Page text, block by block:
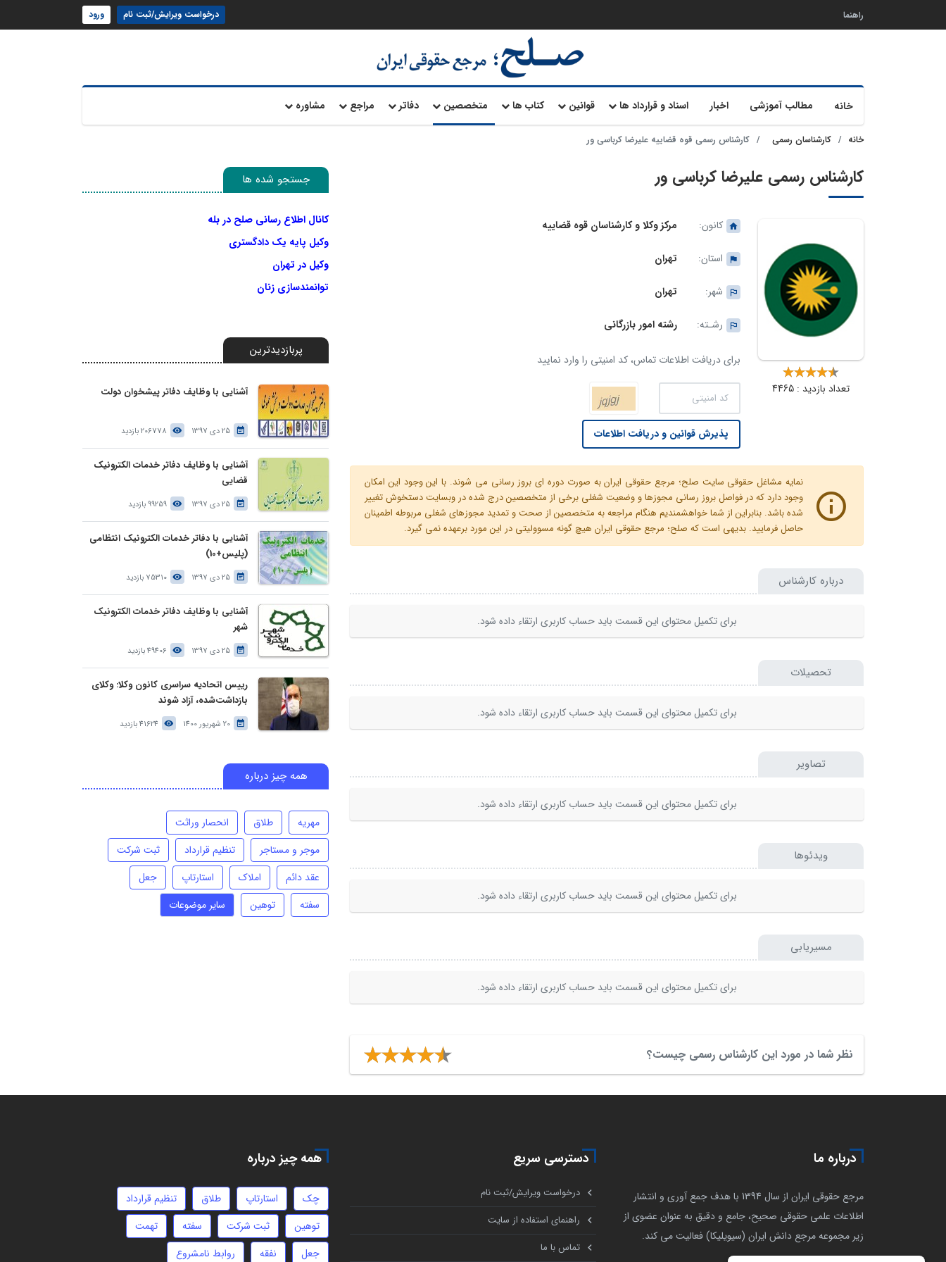
راهنما درخواست ویرایش/ثبت نام ورود
خانه مطالب آموزشی اخبار اسناد و قرارداد ها قوانین کتاب ها متخصصین دفاتر مراجع مشاوره
خانه کارشناسان رسمی کارشناس رسمی قوه قضاییه علیرضا کرباسی ور
کارشناس رسمی علیرضا کرباسی ور
تعداد بازدید : 4465
کانون: مرکز وکلا و کارشناسان قوه قضاییه
استان: تهران
شهر: تهران
رشـته: رشته امور بازرگانی
برای دریافت اطلاعات تماس، کد امنیتی را وارد نمایید
پذیرش قوانین و دریافت اطلاعات
نمایه مشاغل حقوقی سایت صلح؛ مرجع حقوقی ایران به صورت دوره ای بروز رسانی می شوند. با این وجود این امکان
وجود دارد که در فواصل بروز رسانی مجوزها و وضعیت شغلی برخی از متخصصین درج شده در وبسایت دستخوش تغییر
شده باشد. بنابراین از شما خواهشمندیم هنگام مراجعه به متخصصین از صحت و تمدید مجوزهای شغلی مربوطه اطمینان
حاصل فرمایید. بدیهی است که صلح؛ مرجع حقوقی ایران هیچ گونه مسوولیتی در این مورد برعهده نمی گیرد.
درباره کارشناس
برای تکمیل محتوای این قسمت باید حساب کاربری ارتقاء داده شود.
تحصیلات
برای تکمیل محتوای این قسمت باید حساب کاربری ارتقاء داده شود.
تصاویر
برای تکمیل محتوای این قسمت باید حساب کاربری ارتقاء داده شود.
ویدئوها
برای تکمیل محتوای این قسمت باید حساب کاربری ارتقاء داده شود.
مسیریابی
برای تکمیل محتوای این قسمت باید حساب کاربری ارتقاء داده شود.
نظر شما در مورد این کارشناس رسمی چیست؟
جستجو شده ها
کانال اطلاع رسانی صلح در بله
وکیل پایه یک دادگستری
وکیل در تهران
توانمندسازی زنان
پربازدیدترین
آشنایی با وظایف دفاتر پیشخوان دولت
25 دی 1397 206778 بازدید
آشنایی با وظایف دفاتر خدمات الکترونیک
قضایی
25 دی 1397 99259 بازدید
آشنایی با دفاتر خدمات الکترونیک انتظامی
(پلیس+10)
25 دی 1397 75310 بازدید
آشنایی با وظایف دفاتر خدمات الکترونیک
شهر
25 دی 1397 49406 بازدید
رییس اتحادیه سراسری کانون وکلا: وکلای
بازداشت‌شده، آزاد شوند
20 شهریور 1400 41624 بازدید
همه چیز درباره
مهریه طلاق
انحصار وراثت
موجر و مستاجر
تنظیم قرارداد
ثبت شرکت
عقد دائم
املاک استارتاپ
جعل
سفته
توهین سایر موضوعات
درباره ما
مرجع حقوقی ایران از سال 1394 با هدف جمع آوری و انتشار
اطلاعات علمی حقوقی صحیح، جامع و دقیق به عنوان عضوی از
زیر مجموعه مرجع دانش ایران (سیویلیکا) فعالیت می کند.
دسترسی سریع
درخواست ویرایش/ثبت نام
راهنمای استفاده از سایت
تماس با ما
همه چیز درباره
چک استارتاپ طلاق
تنظیم قرارداد
توهین
ثبت شرکت سفته
تهمت
جعل
نفقه روابط نامشروع